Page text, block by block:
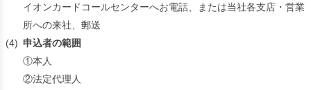
イオンカードコールセンターへお電話、または当社各支店・営業
所への来社、郵送
(4) 申込者の範囲
①本人
②法定代理人